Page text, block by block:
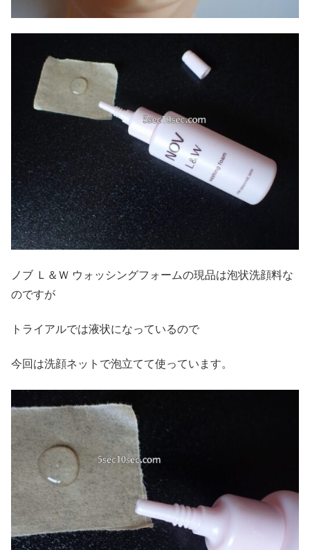
ノブ Ｌ＆Ｗ ウォッシングフォームの現品は泡状洗顔料な
のですが
トライアルでは液状になっているので
今回は洗顔ネットで泡立てて使っています。